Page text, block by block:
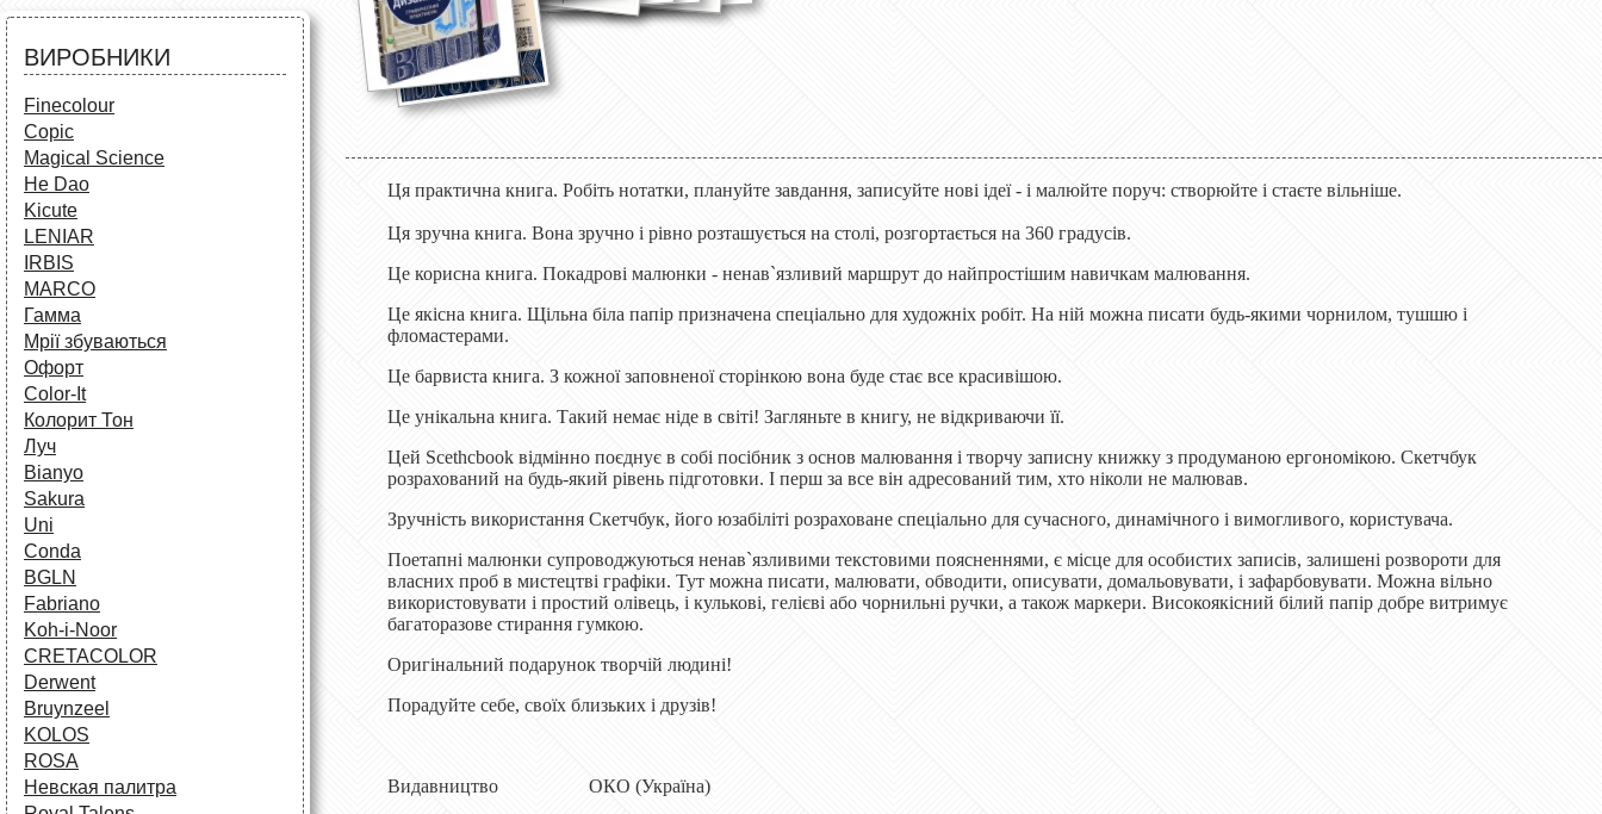
Аксесуари для школярів
ВИРОБНИКИ
Finecolour
Copic
Magical Science
He Dao
Kicute
LENIAR
IRBIS
MARCO
Гамма
Мрії збуваються
Офорт
Сolor-It
Колорит Тон
Луч
Bianyo
Sakura
Uni
Conda
BGLN
Fabriano
Koh-i-Noor
CRETACOLOR
Derwent
Bruynzeel
KOLOS
ROSA
Невская палитра
Ця практична книга. Робіть нотатки, плануйте завдання, записуйте нові ідеї - і малюйте поруч: створюйте і стаєте вільніше.
Ця зручна книга. Вона зручно і рівно розташується на столі, розгортається на 360 градусів.
Це корисна книга. Покадрові малюнки - ненав`язливий маршрут до найпростішим навичкам малювання.
Це якісна книга. Щільна біла папір призначена спеціально для художніх робіт. На ній можна писати будь-якими чорнилом, тушшю і
фломастерами.
Це барвиста книга. З кожної заповненої сторінкою вона буде стає все красивішою.
Це унікальна книга. Такий немає ніде в світі! Загляньте в книгу, не відкриваючи її.
Цей Scethcbook відмінно поєднує в собі посібник з основ малювання і творчу записну книжку з продуманою ергономікою. Скетчбук
розрахований на будь-який рівень підготовки. І перш за все він адресований тим, хто ніколи не малював.
Зручність використання Скетчбук, його юзабіліті розраховане спеціально для сучасного, динамічного і вимогливого, користувача.
Поетапні малюнки супроводжуються ненав`язливими текстовими поясненнями, є місце для особистих записів, залишені розвороти для
власних проб в мистецтві графіки. Тут можна писати, малювати, обводити, описувати, домальовувати, і зафарбовувати. Можна вільно
використовувати і простий олівець, і кулькові, гелієві або чорнильні ручки, а також маркери. Високоякісний білий папір добре витримує
багаторазове стирання гумкою.
Оригінальний подарунок творчій людині!
Порадуйте себе, своїх близьких і друзів!
Видавництво ОКО (Україна)